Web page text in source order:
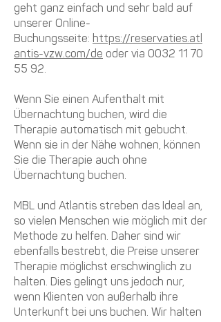
geht ganz einfach und sehr bald auf
unserer Online-
Buchungsseite: https://reservaties.atl
antis-vzw.com/de oder via 0032 11 70
55 92.
Wenn Sie einen Aufenthalt mit
Übernachtung buchen, wird die
Therapie automatisch mit gebucht.
Wenn sie in der Nähe wohnen, können
Sie die Therapie auch ohne
Übernachtung buchen.
MBL und Atlantis streben das Ideal an,
so vielen Menschen wie möglich mit der
Methode zu helfen. Daher sind wir
ebenfalls bestrebt, die Preise unserer
Therapie möglichst erschwinglich zu
halten. Dies gelingt uns jedoch nur,
wenn Klienten von außerhalb ihre
Unterkunft bei uns buchen. Wir halten